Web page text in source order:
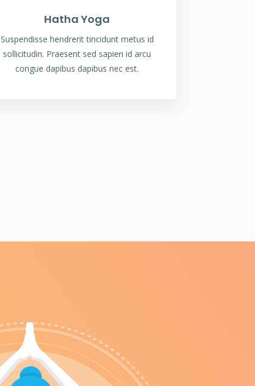
Hatha Yoga
Suspendisse hendrerit tincidunt metus id
sollicitudin. Praesent sed sapien id arcu
congue dapibus dapibus nec est.